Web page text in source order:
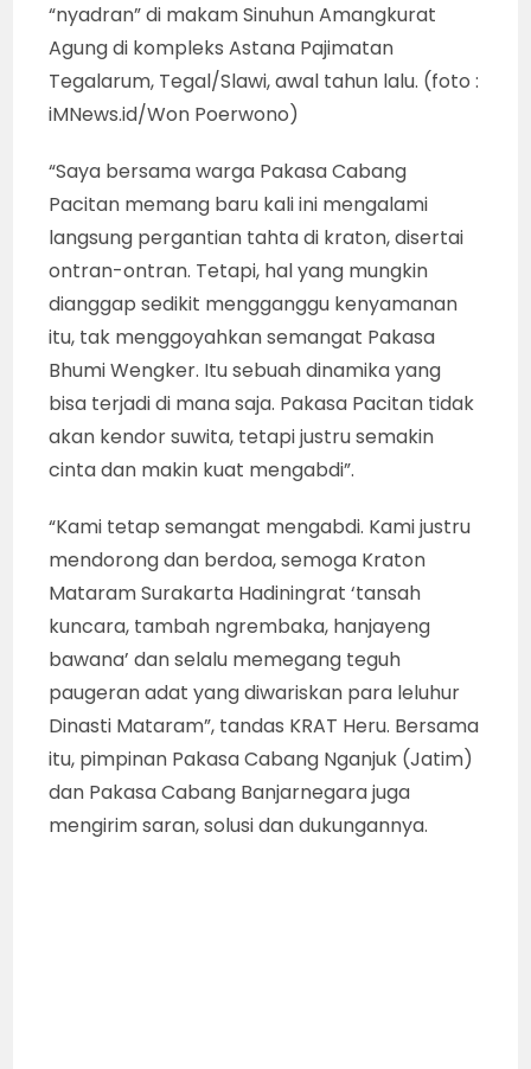
“nyadran” di makam Sinuhun Amangkurat
Agung di kompleks Astana Pajimatan
Tegalarum, Tegal/Slawi, awal tahun lalu. (foto :
iMNews.id/Won Poerwono)
“Saya bersama warga Pakasa Cabang
Pacitan memang baru kali ini mengalami
langsung pergantian tahta di kraton, disertai
ontran-ontran. Tetapi, hal yang mungkin
dianggap sedikit mengganggu kenyamanan
itu, tak menggoyahkan semangat Pakasa
Bhumi Wengker. Itu sebuah dinamika yang
bisa terjadi di mana saja. Pakasa Pacitan tidak
akan kendor suwita, tetapi justru semakin
cinta dan makin kuat mengabdi”.
“Kami tetap semangat mengabdi. Kami justru
mendorong dan berdoa, semoga Kraton
Mataram Surakarta Hadiningrat ‘tansah
kuncara, tambah ngrembaka, hanjayeng
bawana’ dan selalu memegang teguh
paugeran adat yang diwariskan para leluhur
Dinasti Mataram”, tandas KRAT Heru. Bersama
itu, pimpinan Pakasa Cabang Nganjuk (Jatim)
dan Pakasa Cabang Banjarnegara juga
mengirim saran, solusi dan dukungannya.